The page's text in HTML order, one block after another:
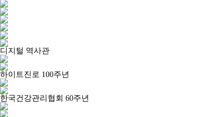
디지털 역사관
하이트진로 100주년
한국건강관리협회 60주년